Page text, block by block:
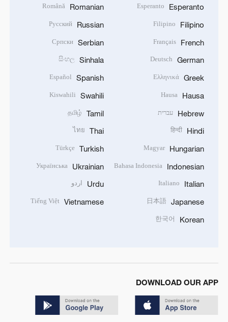
Esperanto
Esperanto
Filipino
Filipino
French
Français
German
Deutsch
Greek
Ελληνικά
Hausa
Hausa
Hebrew עברית
Hindi
हिन्दी
Hungarian
Magyar
Indonesian
Bahasa Indonesia
Italian
Italiano
Japanese
日本語
Korean
한국어
Romanian
Română
Russian
Русский
Serbian
Српски
Sinhala
සිංහල
Spanish
Español
Swahili
Kiswahili
Tamil
தமிழ்
Thai
ไทย
Turkish
Türkçe
Ukrainian
Українська
Urdu اردو
Vietnamese
Tiếng Việt
DOWNLOAD OUR APP